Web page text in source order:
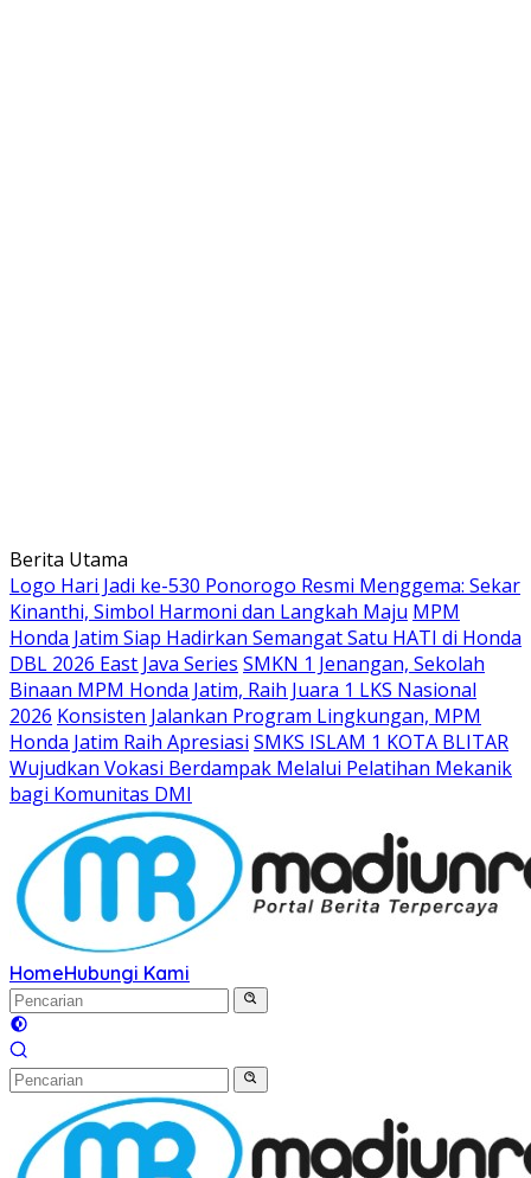
Langsung
ke
konten
Berita Utama
Logo Hari Jadi ke-530 Ponorogo Resmi Menggema: Sekar
Kinanthi, Simbol Harmoni dan Langkah Maju MPM
Honda Jatim Siap Hadirkan Semangat Satu HATI di Honda
DBL 2026 East Java Series SMKN 1 Jenangan, Sekolah
Binaan MPM Honda Jatim, Raih Juara 1 LKS Nasional
2026 Konsisten Jalankan Program Lingkungan, MPM
Honda Jatim Raih Apresiasi SMKS ISLAM 1 KOTA BLITAR
Wujudkan Vokasi Berdampak Melalui Pelatihan Mekanik
bagi Komunitas DMI
HomeHubungi Kami